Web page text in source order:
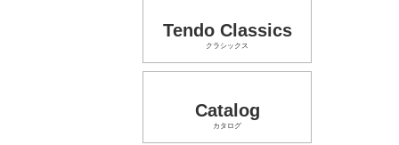
Tendo Classics
クラシックス
Catalog
カタログ